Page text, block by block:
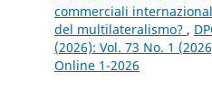
commerciali
del multilateralismo? ,
(2026): Vol. 73 No. 1
Online 1-2026